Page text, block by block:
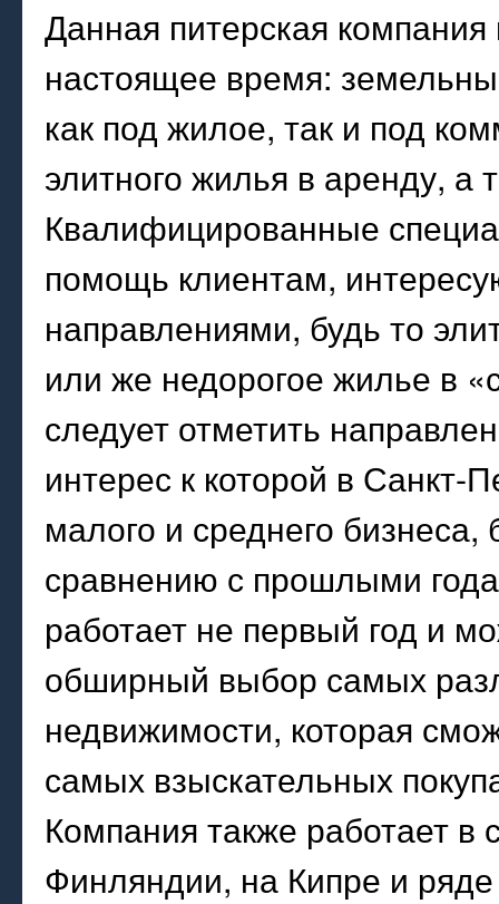
Данная питерская
настоящее время:
как под жилое, так и под
элитного жилья в аренду, а
Квалифицированные
помощь клиентам,
направлениями, будь то
или же недорогое жилье в
следует отметить
интерес к которой в Санкт-
малого и среднего
сравнению с прошлыми
работает не первый год и
обширный выбор самых
недвижимости, которая
самых взыскательных
Компания также работает
Финляндии, на Кипре и ряде